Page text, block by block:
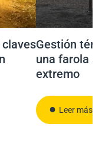
Gestión
una farola
extremo
Leer más